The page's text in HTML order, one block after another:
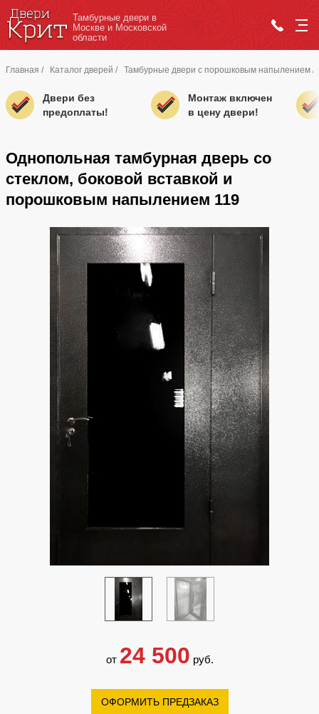
Тамбурные двери в
Москве и Московской
области
Главная / Каталог дверей / Тамбурные двери с порошковым напылением /
Двери без
предоплаты!
Монтаж включен
в цену двери!
Однопольная тамбурная дверь со
стеклом, боковой вставкой и
порошковым напылением 119
от 24 500 руб.
ОФОРМИТЬ ПРЕДЗАКАЗ